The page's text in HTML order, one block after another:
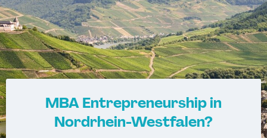
MBA Entrepreneurship in
Nordrhein-Westfalen?